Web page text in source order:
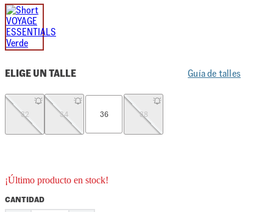
ELIGE UN TALLE Guía de talles
32 34 36 38
¡Último producto en stock!
CANTIDAD